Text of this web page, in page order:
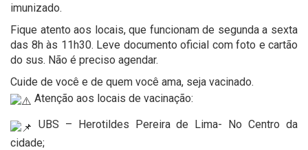
imunizado.
Fique atento aos locais, que funcionam de segunda a sexta
das 8h às 11h30. Leve documento oficial com foto e cartão
do sus. Não é preciso agendar.
Cuide de você e de quem você ama, seja vacinado.
Atenção aos locais de vacinação:
UBS – Herotildes Pereira de Lima- No Centro da
cidade;